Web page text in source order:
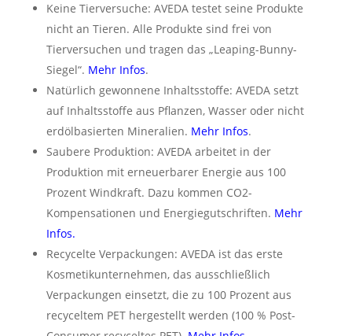
Keine Tierversuche: AVEDA testet seine Produkte
nicht an Tieren. Alle Produkte sind frei von
Tierversuchen und tragen das „Leaping-Bunny-
Siegel“. Mehr Infos.
Natürlich gewonnene Inhaltsstoffe: AVEDA setzt
auf Inhaltsstoffe aus Pflanzen, Wasser oder nicht
erdölbasierten Mineralien. Mehr Infos.
Saubere Produktion: AVEDA arbeitet in der
Produktion mit erneuerbarer Energie aus 100
Prozent Windkraft. Dazu kommen CO2-
Kompensationen und Energiegutschriften. Mehr
Infos.
Recycelte Verpackungen: AVEDA ist das erste
Kosmetikunternehmen, das ausschließlich
Verpackungen einsetzt, die zu 100 Prozent aus
recyceltem PET hergestellt werden (100 % Post-